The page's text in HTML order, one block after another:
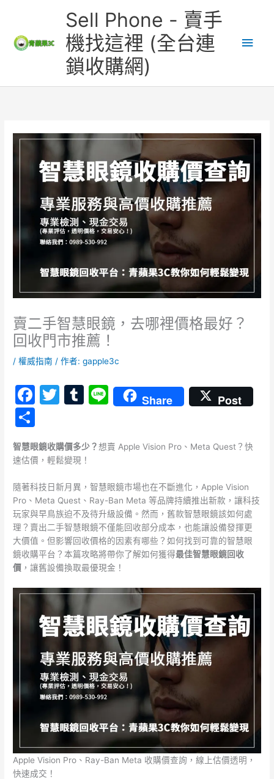
Sell Phone - 賣手
機找這裡 (全台連
鎖收購網)
要
單
賣二手智慧眼鏡，去哪裡價格最好？
回收門市推薦！
/權威指南 / 作者:gapple3c
F
e
o
o
k
T
er
T
bl
Li
n
Share Post
享
智慧眼鏡收購價多少？想賣 Apple Vision Pro、Meta Quest？快
速估價，輕鬆變現！
隨著科技日新月異，智慧眼鏡市場也在不斷進化，Apple Vision
Pro、Meta Quest、Ray-Ban Meta 等品牌持續推出新款，讓科技
玩家與早鳥族迫不及待升級設備。然而，舊款智慧眼鏡該如何處
理？賣出二手智慧眼鏡不僅能回收部分成本，也能讓設備發揮更
大價值。但影響回收價格的因素有哪些？如何找到可靠的智慧眼
鏡收購平台？本篇攻略將帶你了解如何獲得最佳智慧眼鏡回收
價 ，讓舊設備換取最優現金！
Apple Vision Pro、Ray-Ban Meta 收購價查詢，線上估價透明，
快速成交！